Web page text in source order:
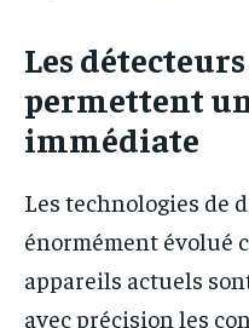
Les
permettent
immédiate
Les technologies de
énormément évolué
appareils actuels
avec précision les